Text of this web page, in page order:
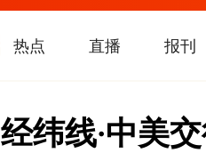
热点 直播 报刊
经纬线·中美